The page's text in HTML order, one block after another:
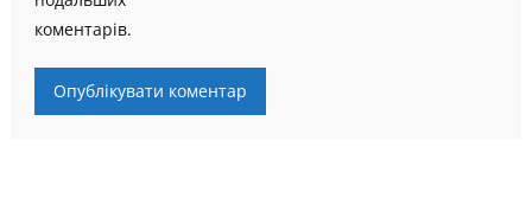
коментарів.